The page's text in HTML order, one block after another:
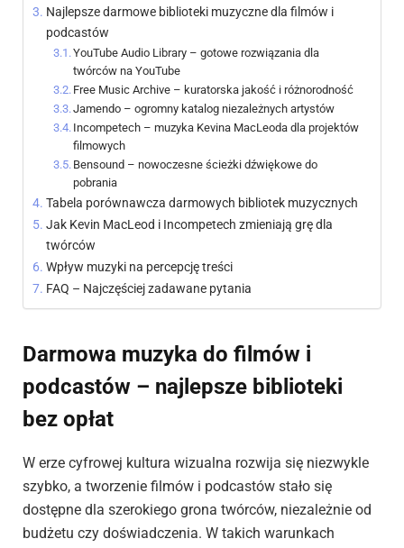
Najlepsze darmowe biblioteki muzyczne dla filmów i
podcastów
YouTube Audio Library – gotowe rozwiązania dla
twórców na YouTube
Free Music Archive – kuratorska jakość i różnorodność
Jamendo – ogromny katalog niezależnych artystów
Incompetech – muzyka Kevina MacLeoda dla projektów
filmowych
Bensound – nowoczesne ścieżki dźwiękowe do
pobrania
Tabela porównawcza darmowych bibliotek muzycznych
Jak Kevin MacLeod i Incompetech zmieniają grę dla
twórców
Wpływ muzyki na percepcję treści
FAQ – Najczęściej zadawane pytania
Darmowa muzyka do filmów i
podcastów – najlepsze biblioteki
bez opłat
W erze cyfrowej kultura wizualna rozwija się niezwykle
szybko, a tworzenie filmów i podcastów stało się
dostępne dla szerokiego grona twórców, niezależnie od
budżetu czy doświadczenia. W takich warunkach